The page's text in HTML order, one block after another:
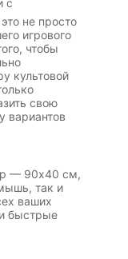
с
не просто
игрового
чтобы
культовой
свою
вариантов
— 90x40 см,
так и
ваших
быстрые